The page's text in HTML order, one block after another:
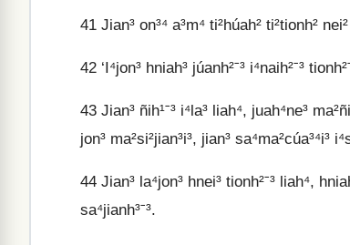
41 Jian³ on³⁴ a³m⁴ ti²húah² ti²tionh²
42 ‘I⁴jon³ hniah³ júanh²ˉ³ i⁴naih²ˉ³
43 Jian³ ñih¹ˉ³ i⁴la³ liah⁴, juah⁴ne³
jon³ ma²si²jian³i³, jian³ sa⁴ma²cúa³⁴i³
44 Jian³ la⁴jon³ hnei³ tionh²ˉ³ liah⁴,
sa⁴jianh³ˉ³.